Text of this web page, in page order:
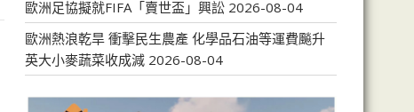
歐洲足協擬就FIFA「賣世盃」興訟 2026-08-04
歐洲熱浪乾旱 衝擊民生農產 化學品石油等運費飈升
英大小麥蔬菜收成減 2026-08-04